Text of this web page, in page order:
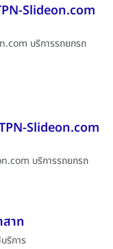
Slideon.com
บริการรถยกรถ
Slideon.com
บริการรถยกรถ
าท
ริการ